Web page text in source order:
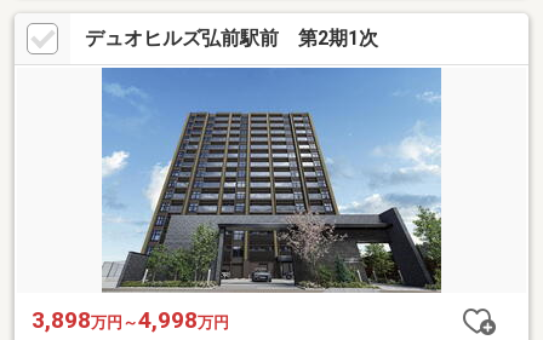
デュオヒルズ弘前駅前 第2期1次
3,898万円～4,998万円